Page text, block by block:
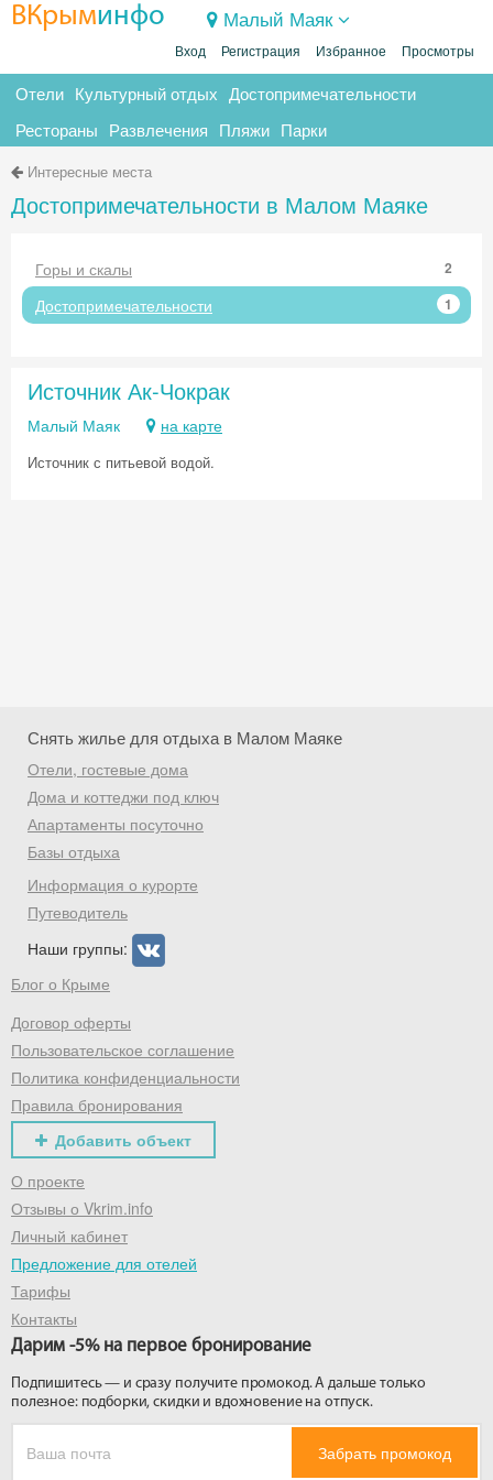
ВКрыминфо Малый Маяк
Вход Регистрация Избранное Просмотры
Отели Культурный отдых Достопримечательности
Рестораны Развлечения Пляжи Парки
Интересные места
Достопримечательности в Малом Маяке
Горы и скалы 2
Достопримечательности 1
Источник Ак-Чокрак
Малый Маяк на карте
Источник с питьевой водой.
Снять жилье для отдыха в Малом Маяке
Отели, гостевые дома
Дома и коттеджи под ключ
Апартаменты посуточно
Базы отдыха
Информация о курорте
Путеводитель
Наши группы:
Блог о Крыме
Договор оферты
Пользовательское соглашение
Политика конфиденциальности
Правила бронирования
Добавить объект
О проекте
Отзывы о Vkrim.info
Личный кабинет
Предложение для отелей
Тарифы
Контакты
Дарим -5% на первое бронирование
Подпишитесь — и сразу получите промокод. А дальше только
полезное: подборки, скидки и вдохновение на отпуск.
Забрать промокод
Скидка −5%
Хочешь дешевле? Оставь почту и получи
промокод на первое бронирование!